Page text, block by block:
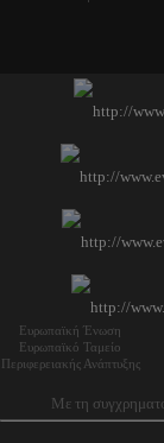
Ευρωπαϊκή Ένωση
Ευρωπαϊκό Ταμείο
Περιφερειακής Ανάπτυξης
Με τη